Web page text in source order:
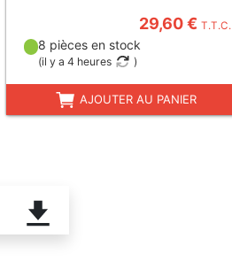
29,60 € T.T.C.
8 pièces en stock
(il y a 4 heures )
AJOUTER AU PANIER